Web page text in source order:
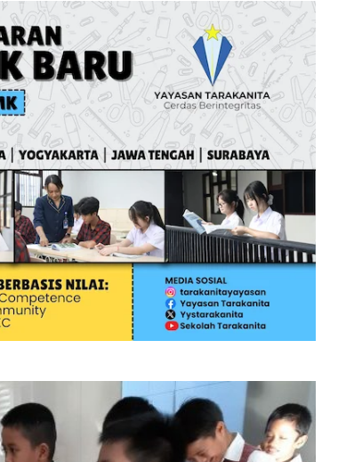
Teka-Teki Sekolah di Balik Temuan Ratusan
EDUNEWS